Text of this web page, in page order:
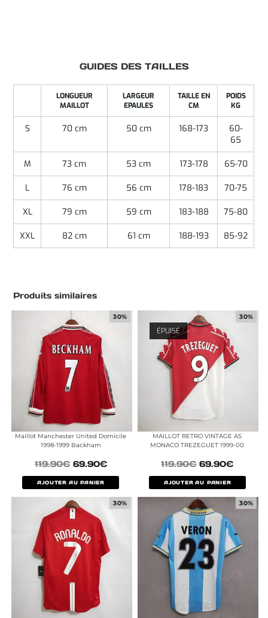
GUIDES DES TAILLES
LONGUEUR
MAILLOT
LARGEUR
EPAULES
TAILLE EN
CM
POIDS
KG
S 70 cm 50 cm 168-173
60-
65
M 73 cm 53 cm 173-178 65-70
L 76 cm 56 cm 178-183 70-75
XL 79 cm 59 cm 183-188 75-80
XXL 82 cm 61 cm 188-193 85-92
Produits similaires
30%
Maillot Manchester United Domicile
1998-1999 Backham
119.90€ 69.90€
AJOUTER AU PANIER
30%
ÉPUISÉ
MAILLOT RETRO VINTAGE AS
MONACO TREZEGUET 1999-00
119.90€ 69.90€
AJOUTER AU PANIER
30% 30%